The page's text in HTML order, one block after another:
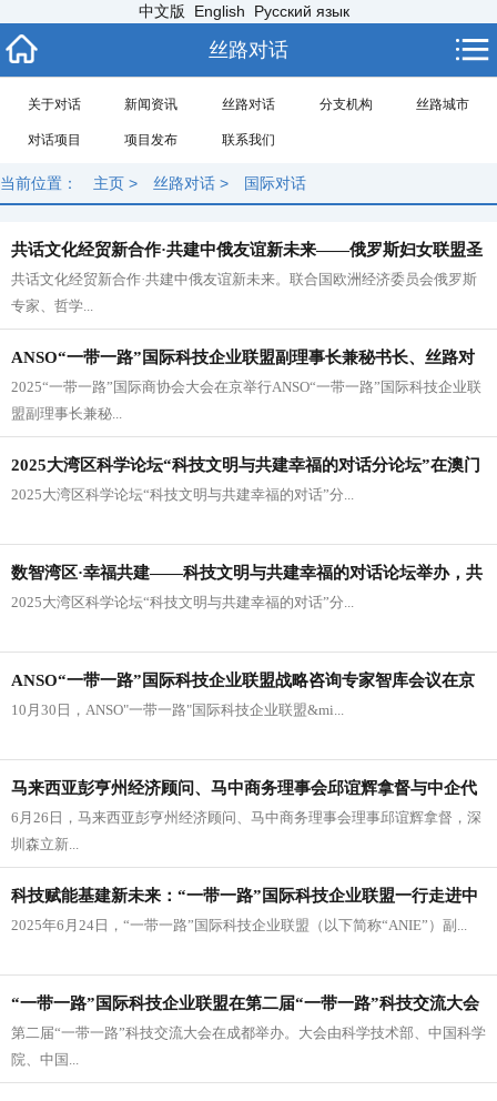
中文版 English Русский язык
丝路对话
关于对话 新闻资讯 丝路对话 分支机构 丝路城市
对话项目 项目发布 联系我们
当前位置： 主页 > 丝路对话 > 国际对话
共话文化经贸新合作·共建中俄友谊新未来——俄罗斯妇女联盟圣
彼得堡分会主席团一行到访丝路对话委员会、“一带一路”国际科
技企业联盟
共话文化经贸新合作·共建中俄友谊新未来。联合国欧洲经济委员会俄罗斯
专家、哲学...
ANSO“一带一路”国际科技企业联盟副理事长兼秘书长、丝路对
话创始人崔一婷受邀出席2025“一带一路”国际商协会大会
2025“一带一路”国际商协会大会在京举行ANSO“一带一路”国际科技企业联
盟副理事长兼秘...
2025大湾区科学论坛“科技文明与共建幸福的对话分论坛”在澳门
举办
2025大湾区科学论坛“科技文明与共建幸福的对话”分...
数智湾区·幸福共建——科技文明与共建幸福的对话论坛举办，共
绘数智湾区幸福新画卷
2025大湾区科学论坛“科技文明与共建幸福的对话”分...
ANSO“一带一路”国际科技企业联盟战略咨询专家智库会议在京
举办
10月30日，ANSO"一带一路"国际科技企业联盟&mi...
马来西亚彭亨州经济顾问、马中商务理事会邱谊辉拿督与中企代
表到访“一带一路”国际科技企业联盟
6月26日，马来西亚彭亨州经济顾问、马中商务理事会理事邱谊辉拿督，深
圳森立新...
科技赋能基建新未来：“一带一路”国际科技企业联盟一行走进中
国土木工程集团
2025年6月24日，“一带一路”国际科技企业联盟（以下简称“ANIE”）副...
“一带一路”国际科技企业联盟在第二届“一带一路”科技交流大会
之“一带一路”中外知名创新型企业创投论坛上启动成立
第二届“一带一路”科技交流大会在成都举办。大会由科学技术部、中国科学
院、中国...